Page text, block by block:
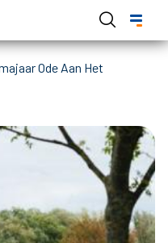
Ode Aan Het